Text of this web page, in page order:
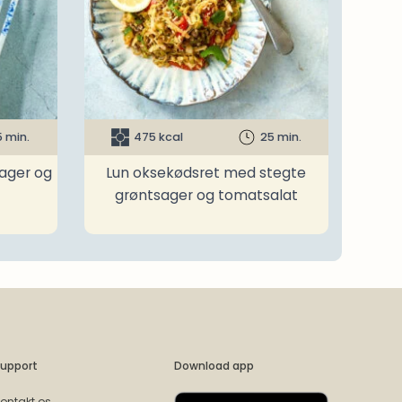
min.
og
475 kcal 25 min.
Lun oksekødsret med stegte
grøntsager og tomatsalat
Download app